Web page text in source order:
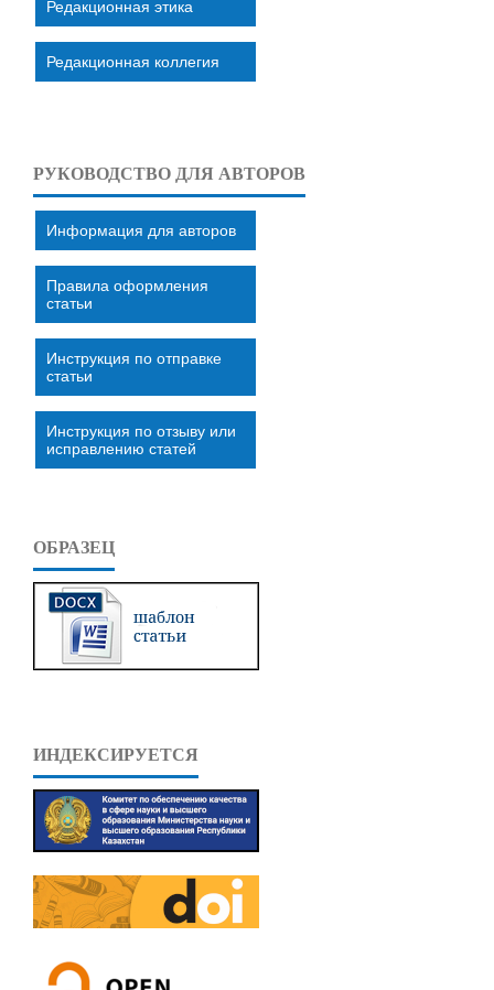
Редакционная этика
Редакционная коллегия
РУКОВОДСТВО ДЛЯ АВТОРОВ
Информация для авторов
Правила оформления
статьи
Инструкция по отправке
статьи
Инструкция по отзыву или
исправлению статей
ОБРАЗЕЦ
ИНДЕКСИРУЕТСЯ